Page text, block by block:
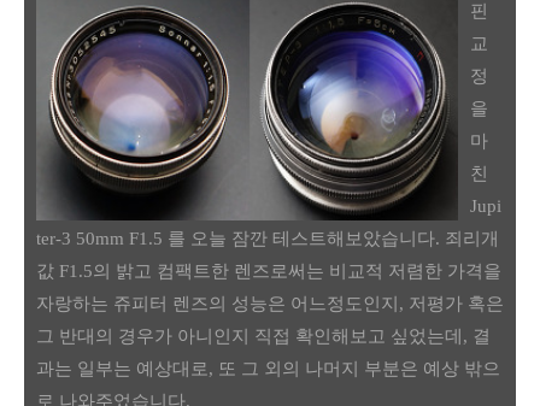
핀
교
정
을
마
친
Jupi
ter-3 50mm F1.5 를 오늘 잠깐 테스트해보았습니다. 죄리개
값 F1.5의 밝고 컴팩트한 렌즈로써는 비교적 저렴한 가격을
자랑하는 쥬피터 렌즈의 성능은 어느정도인지, 저평가 혹은
그 반대의 경우가 아니인지 직접 확인해보고 싶었는데, 결
과는 일부는 예상대로, 또 그 외의 나머지 부분은 예상 밖으
로 나와주었습니다.